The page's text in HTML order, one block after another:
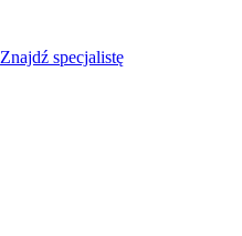
Znajdź specjalistę